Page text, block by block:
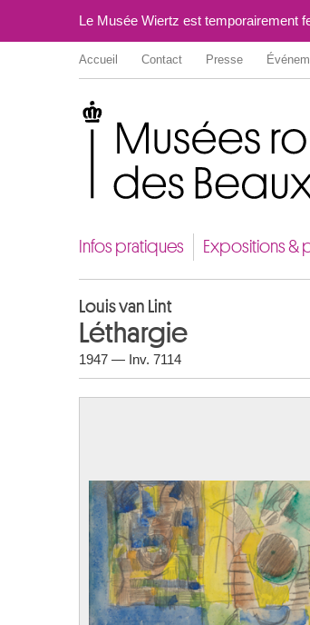
Le Musée Wiertz est temporairement
Accueil Contact Presse
Infos pratiques Expositions &
Louis van Lint
Léthargie
1947 — Inv. 7114